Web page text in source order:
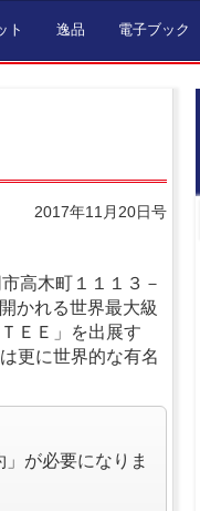
ト 逸品 電子ブック
2017年11月20日号
高木町１１１３－
かれる世界最大級
ＥＥ」を出展す
更に世界的な有名
が必要になりま